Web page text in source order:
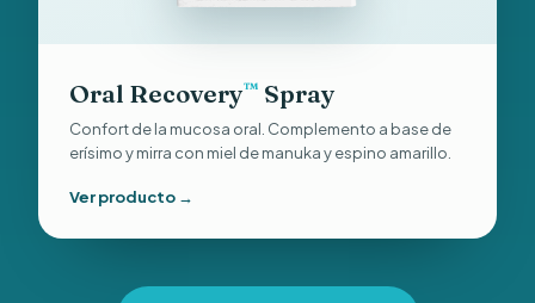
Oral Recovery™ Spray
Confort de la mucosa oral. Complemento a base de
erísimo y mirra con miel de manuka y espino amarillo.
Ver producto →